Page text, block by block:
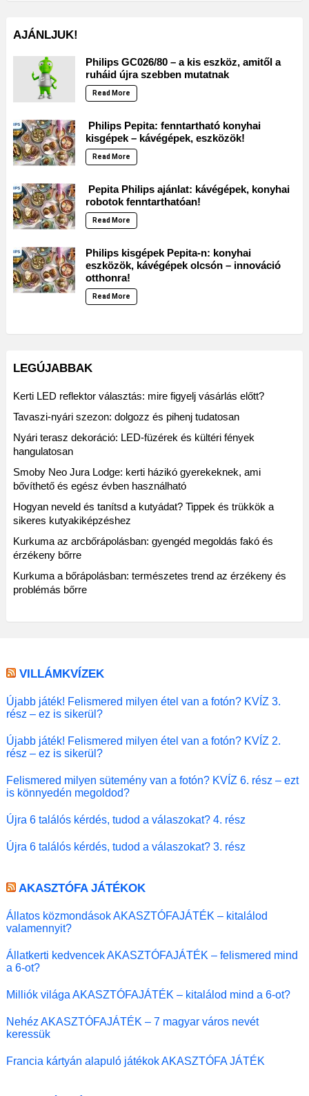
AJÁNLJUK!
Philips GC026/80 – a kis eszköz, amitől a
ruháid újra szebben mutatnak
Read More
Philips Pepita: fenntartható konyhai
kisgépek – kávégépek, eszközök!
Read More
Pepita Philips ajánlat: kávégépek, konyhai
robotok fenntarthatóan!
Read More
Philips kisgépek Pepita-n: konyhai
eszközök, kávégépek olcsón – innováció
otthonra!
Read More
LEGÚJABBAK
Kerti LED reflektor választás: mire figyelj vásárlás előtt?
Tavaszi-nyári szezon: dolgozz és pihenj tudatosan
Nyári terasz dekoráció: LED-füzérek és kültéri fények
hangulatosan
Smoby Neo Jura Lodge: kerti házikó gyerekeknek, ami
bővíthető és egész évben használható
Hogyan neveld és tanítsd a kutyádat? Tippek és trükkök a
sikeres kutyakiképzéshez
Kurkuma az arcbőrápolásban: gyengéd megoldás fakó és
érzékeny bőrre
Kurkuma a bőrápolásban: természetes trend az érzékeny és
problémás bőrre
VILLÁMKVÍZEK
Újabb játék! Felismered milyen étel van a fotón? KVÍZ 3.
rész – ez is sikerül?
Újabb játék! Felismered milyen étel van a fotón? KVÍZ 2.
rész – ez is sikerül?
Felismered milyen sütemény van a fotón? KVÍZ 6. rész – ezt
is könnyedén megoldod?
Újra 6 találós kérdés, tudod a válaszokat? 4. rész
Újra 6 találós kérdés, tudod a válaszokat? 3. rész
AKASZTÓFA JÁTÉKOK
Állatos közmondások AKASZTÓFAJÁTÉK – kitalálod
valamennyit?
Állatkerti kedvencek AKASZTÓFAJÁTÉK – felismered mind
a 6-ot?
Milliók világa AKASZTÓFAJÁTÉK – kitalálod mind a 6-ot?
Nehéz AKASZTÓFAJÁTÉK – 7 magyar város nevét
keressük
Francia kártyán alapuló játékok AKASZTÓFA JÁTÉK